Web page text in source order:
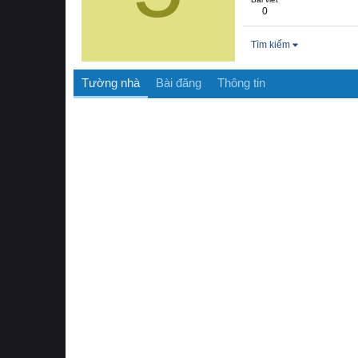
0
Tìm kiếm
Tường nhà Bài đăng Thông tin